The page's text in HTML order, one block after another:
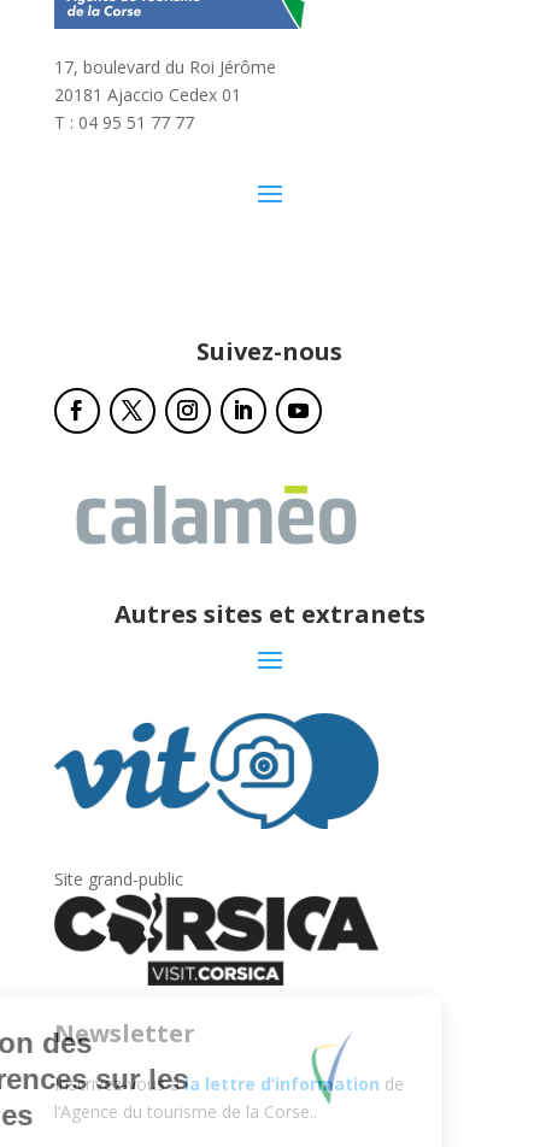
17, boulevard du Roi Jérôme
20181 Ajaccio Cedex 01
T : 04 95 51 77 77
Suivez-nous
Autres sites et extranets
Site grand-public
Newsletter
Inscrivez-vous àla lettre d’information de
l’Agence du tourisme de la Corse..